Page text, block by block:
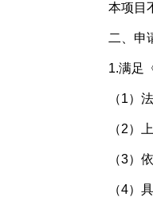
本项目不
二、申请
1.满足《
（1）法
（2）上
（3）依
（4）具